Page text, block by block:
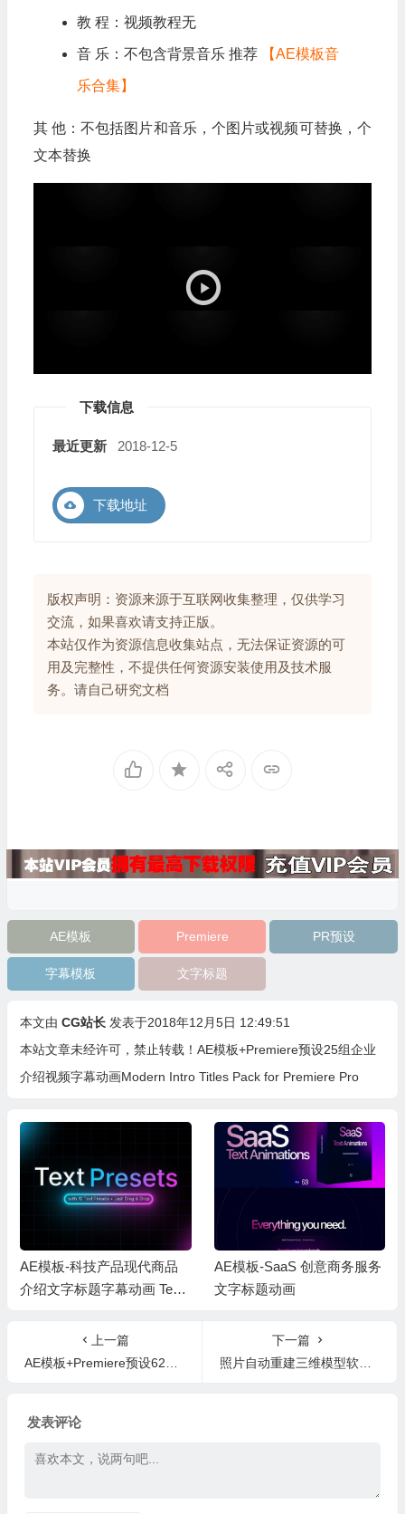
教 程：视频教程无
音 乐：不包含背景音乐 推荐 【AE模板音
乐合集】
其 他：不包括图片和音乐，个图片或视频可替换，个
文本替换
下载信息
最近更新 2018-12-5
下载地址
版权声明：资源来源于互联网收集整理，仅供学习
交流，如果喜欢请支持正版。
本站仅作为资源信息收集站点，无法保证资源的可
用及完整性，不提供任何资源安装使用及技术服
务。请自己研究文档
AE模板 Premiere PR预设
字幕模板 文字标题
本文由 CG站长 发表于2018年12月5日 12:49:51
本站文章未经许可，禁止转载！ AE模板+Premiere预设25组企业
介绍视频字幕动画Modern Intro Titles Pack for Premiere Pro
AE模板-科技产品现代商品
介绍文字标题字幕动画 Text
AE模板-SaaS 创意商务服务
文字标题动画
上一篇
AE模板+Premiere预设62组简单文本标题排版字幕动画
下一篇
照片自动重建三维模型软件破解版3DF Zephyr PRO v4.300 Win
发表评论